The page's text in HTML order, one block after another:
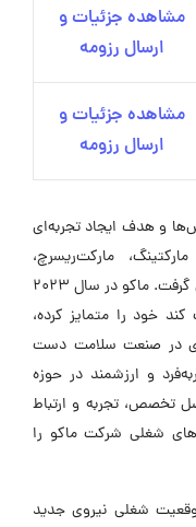
مشاهده جزئیات و
ارسال رزومه
مشاهده جزئیات و
ارسال رزومه
و هدف ایجاد تجربه‌ای
مارکت‌ریسرچ،
دیجیتال‌مارکتینگ، برندینگ و صادرات شکل گرفت. ماکو در سال 2023
خود را متمایز کرده،
در صنعت سلامت دست
و ارزشمند در حوزه
تخصص، تجربه و ارتباط
شغلی شرکت ماکو را
ماکو در حال حاضر در ۶ موقعیت شغلی نیروی جدید